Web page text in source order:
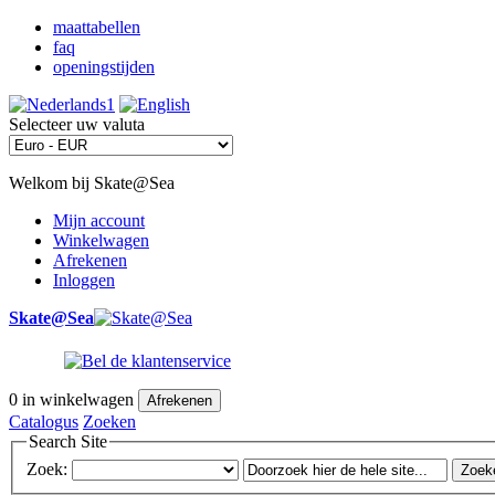
maattabellen
faq
openingstijden
Selecteer uw valuta
Welkom bij Skate@Sea
Mijn account
Winkelwagen
Afrekenen
Inloggen
Skate@Sea
0 in winkelwagen Afrekenen
Catalogus Zoeken
Search Site
Zoek: